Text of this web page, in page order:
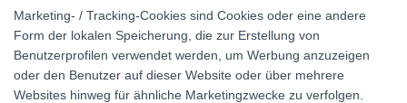
Marketing- / Tracking-Cookies sind Cookies oder eine andere
Form der lokalen Speicherung, die zur Erstellung von
Benutzerprofilen verwendet werden, um Werbung anzuzeigen
oder den Benutzer auf dieser Website oder über mehrere
Websites hinweg für ähnliche Marketingzwecke zu verfolgen.